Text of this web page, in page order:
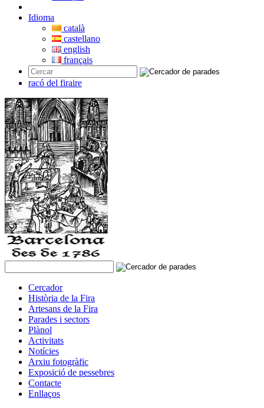
Idioma
català
castellano
english
français
racó del firaire
Cercador
Història de la Fira
Artesans de la Fira
Parades i sectors
Plànol
Activitats
Notícies
Arxiu fotogràfic
Exposició de pessebres
Contacte
Enllaços